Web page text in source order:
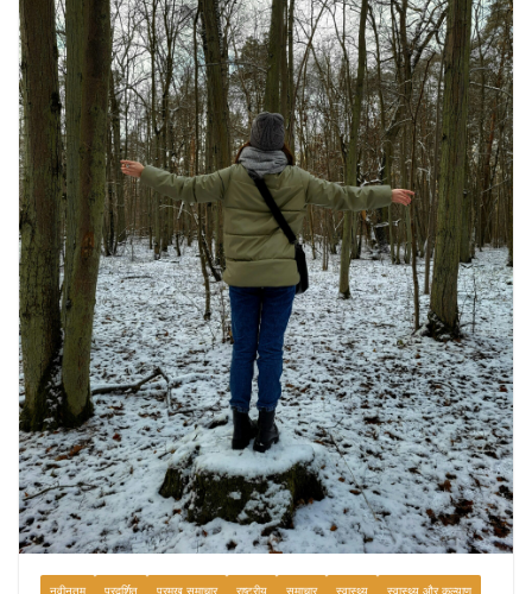
भारत में दर्शनीय 10 सबसे प्रसिद्ध मंदिर:
आस्था, इतिहास और वास्तुकला के अद्भुत
प्रतीक
August 9, 2026 0 Comments
नवीनतम प्रदर्शित प्रमुख समाचार राष्ट्रीय समाचार स्वास्थ्य स्वास्थ्य और कल्याण